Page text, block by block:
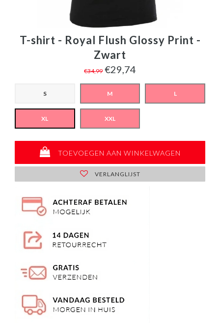
T-shirt - Royal Flush Glossy Print -
Zwart
€34,99 €29,74
S M L
XL XXL
TOEVOEGEN AAN WINKELWAGEN
VERLANGLIJST